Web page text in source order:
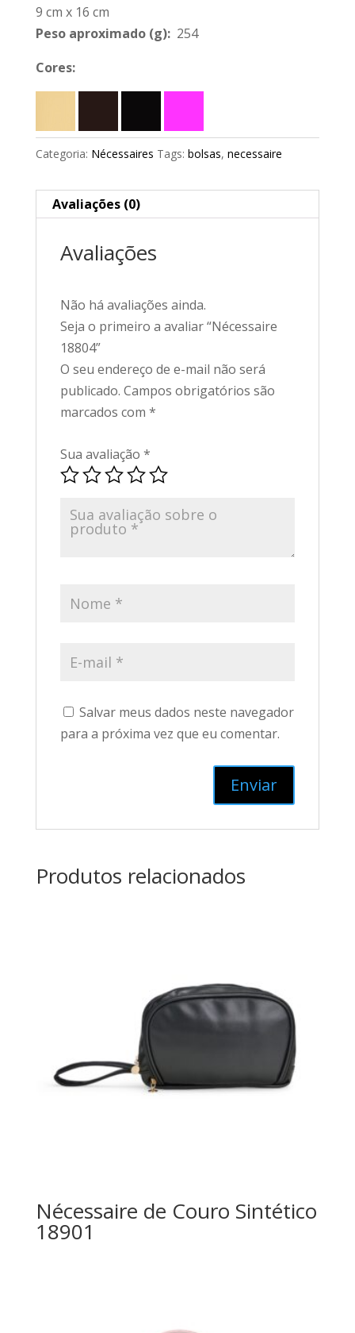
9 cm x 16 cm
Peso aproximado(g):254
Cores:
Categoria: Nécessaires Tags: bolsas, necessaire
Avaliações (0)
Avaliações
Não há avaliações ainda.
Seja o primeiro a avaliar “Nécessaire
18804”
O seu endereço de e-mail não será
publicado. Campos obrigatórios são
marcados com *
Sua avaliação *
Salvar meus dados neste navegador
para a próxima vez que eu comentar.
Produtos relacionados
Nécessaire de Couro Sintético
18901